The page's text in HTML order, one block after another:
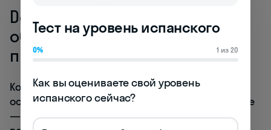
Deber: моральные
обязательства и
предположения
Конструкцияdeber + infinitivoимеет два
основных значения в испанском языке. Первое
— моральная обязанность или долг, второе —
Тест на уровень испанского
0% 1 из 20
Как вы оцениваете свой уровень
испанского сейчас?